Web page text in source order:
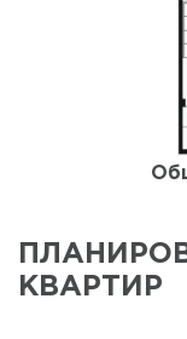
КВАРТИР